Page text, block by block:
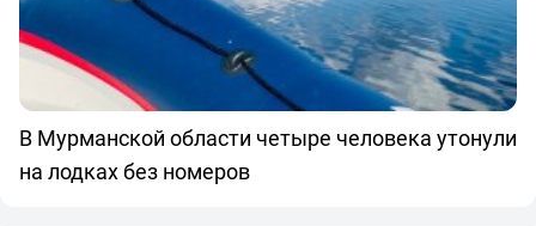
В Мурманской области четыре человека утонули
на лодках без номеров